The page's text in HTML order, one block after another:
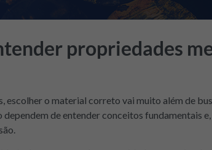
propriedades
escolher o material correto vai muito além de
de entender conceitos fundamentais